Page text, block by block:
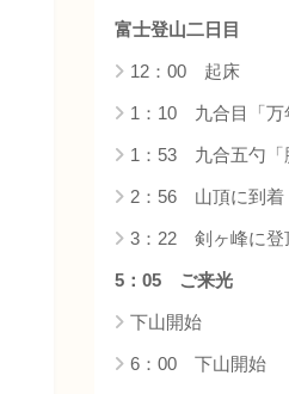
富士登山二日目
12：00 起床
1：10 九合目「万
1：53 九合五勺「
2：56 山頂に到着
3：22 剣ヶ峰に登
5：05 ご来光
下山開始
6：00 下山開始